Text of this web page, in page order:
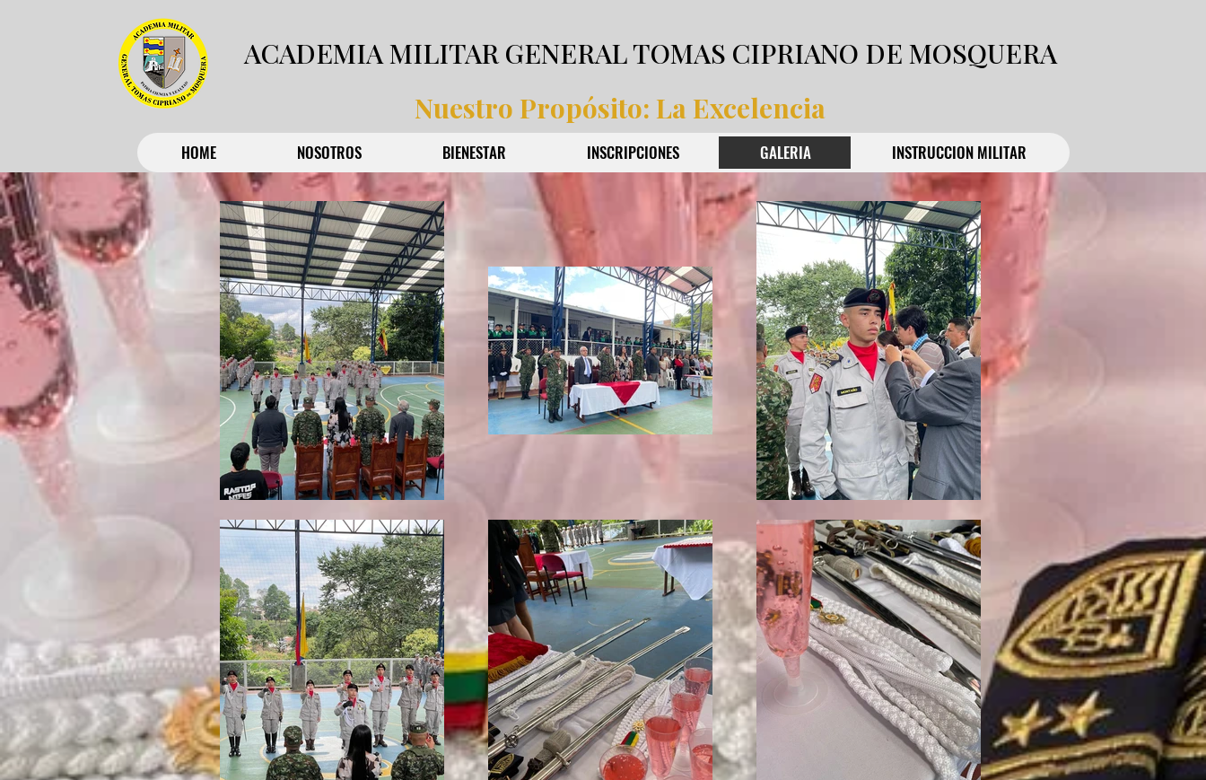
ACADEMIA MILITAR GENERAL TOMAS CIPRIANO DE MOSQUERA
Nuestro Propósito: La Excelencia
HOME NOSOTROS BIENESTAR INSCRIPCIONES GALERIA INSTRUCCION MILITAR